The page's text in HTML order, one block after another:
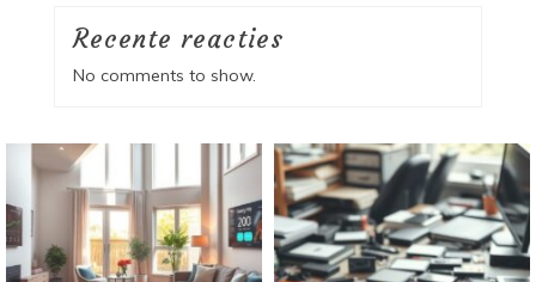
Recente reacties
No comments to show.